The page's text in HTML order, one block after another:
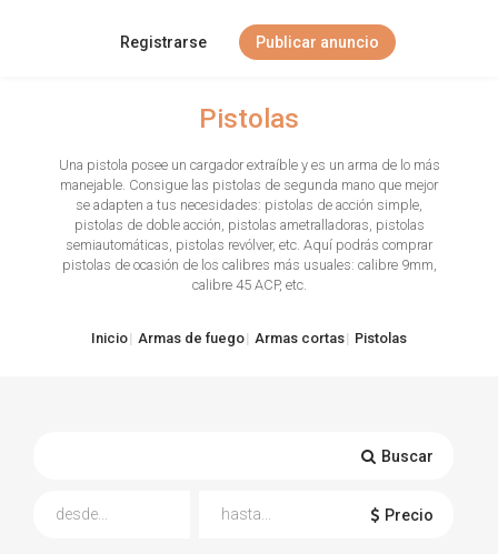
Registrarse Publicar anuncio
ARMAS CORTAS
TIRO Y COMPETICIÓN
OTRAS ARMAS
Pistolas
Una pistola posee un cargador extraíble y es un arma de lo más
manejable. Consigue las pistolas de segunda mano que mejor
se adapten a tus necesidades: pistolas de acción simple,
pistolas de doble acción, pistolas ametralladoras, pistolas
semiautomáticas, pistolas revólver, etc. Aquí podrás comprar
pistolas de ocasión de los calibres más usuales: calibre 9mm,
calibre 45 ACP, etc.
Inicio Armas de fuego Armas cortas Pistolas
Buscar
Precio